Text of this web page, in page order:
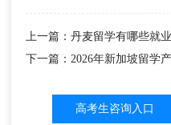
上一篇：丹麦留学有哪些就
下一篇：2026年新加坡留学
高考生咨询入口